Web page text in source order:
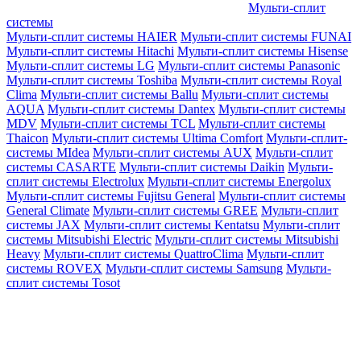
Мульти-сплит
системы
Мульти-сплит системы HAIER Мульти-сплит системы FUNAI
Мульти-сплит системы Hitachi Мульти-сплит системы Hisense
Мульти-сплит системы LG Мульти-сплит системы Panasonic
Мульти-сплит системы Toshiba Мульти-сплит системы Royal
Clima Мульти-сплит системы Ballu Мульти-сплит системы
AQUA Мульти-сплит системы Dantex Мульти-сплит системы
MDV Мульти-сплит системы TCL Мульти-сплит системы
Thaicon Мульти-сплит системы Ultima Comfort Мульти-сплит-
системы MIdea Мульти-сплит системы AUX Мульти-сплит
системы CASARTE Мульти-сплит системы Daikin Мульти-
сплит системы Electrolux Мульти-сплит системы Energolux
Мульти-сплит системы Fujitsu General Мульти-сплит системы
General Climate Мульти-сплит системы GREE Мульти-сплит
системы JAX Мульти-сплит системы Kentatsu Мульти-сплит
системы Mitsubishi Electric Мульти-сплит системы Mitsubishi
Heavy Мульти-сплит системы QuattroClima Мульти-сплит
системы ROVEX Мульти-сплит системы Samsung Мульти-
сплит системы Tosot